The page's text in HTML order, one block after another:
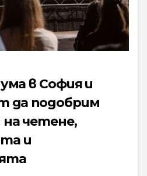
в София и
да подобрим
четене,
и